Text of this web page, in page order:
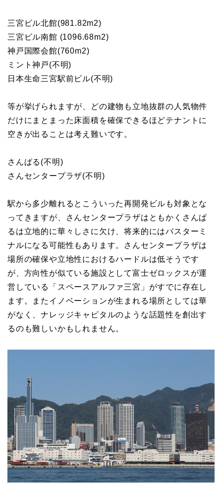
三宮ビル北館(981.82m2)
三宮ビル南館 (1096.68m2)
神戸国際会館(760m2)
ミント神戸(不明)
日本生命三宮駅前ビル(不明)
等が挙げられますが、どの建物も立地抜群の人気物件
だけにまとまった床面積を確保できるほどテナントに
空きが出ることは考え難いです。
さんぱる(不明)
さんセンタープラザ(不明)
駅から多少離れるとこういった再開発ビルも対象とな
ってきますが、さんセンタープラザはともかくさんぱ
るは立地的に華々しさに欠け、将来的にはバスターミ
ナルになる可能性もあります。さんセンタープラザは
場所の確保や立地性におけるハードルは低そうです
が、方向性が似ている施設として富士ゼロックスが運
営している「スペースアルファ三宮」がすでに存在し
ます。またイノベーションが生まれる場所としては華
がなく、ナレッジキャピタルのような話題性を創出す
るのも難しいかもしれません。